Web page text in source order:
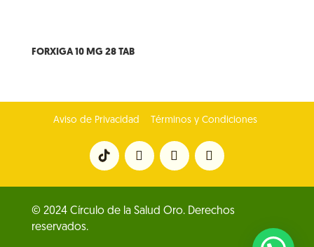
FORXIGA 10 MG 28 TAB
Aviso de Privacidad Términos y Condiciones
© 2024 Círculo de la Salud Oro. Derechos
reservados.